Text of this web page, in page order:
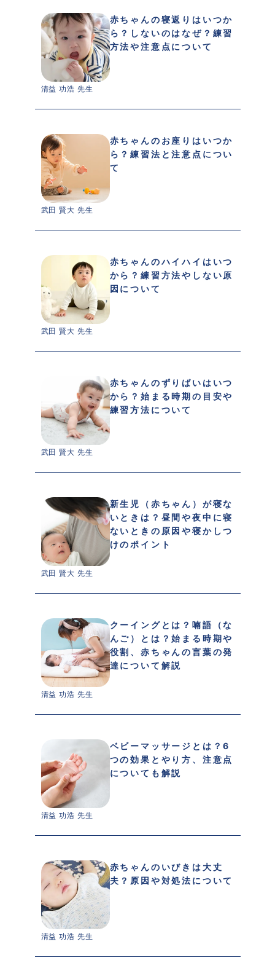
赤ちゃんの寝返りはいつか
ら？しないのはなぜ？練習
方法や注意点について
清益 功浩 先生
赤ちゃんのお座りはいつか
ら？練習法と注意点につい
て
武田 賢大 先生
赤ちゃんのハイハイはいつ
から？練習方法やしない原
因について
武田 賢大 先生
赤ちゃんのずりばいはいつ
から？始まる時期の目安や
練習方法について
武田 賢大 先生
新生児（赤ちゃん）が寝な
いときは？昼間や夜中に寝
ないときの原因や寝かしつ
けのポイント
武田 賢大 先生
クーイングとは？喃語（な
んご）とは？始まる時期や
役割、赤ちゃんの言葉の発
達について解説
清益 功浩 先生
ベビーマッサージとは？6
つの効果とやり方、注意点
についても解説
清益 功浩 先生
赤ちゃんのいびきは大丈
夫？原因や対処法について
清益 功浩 先生